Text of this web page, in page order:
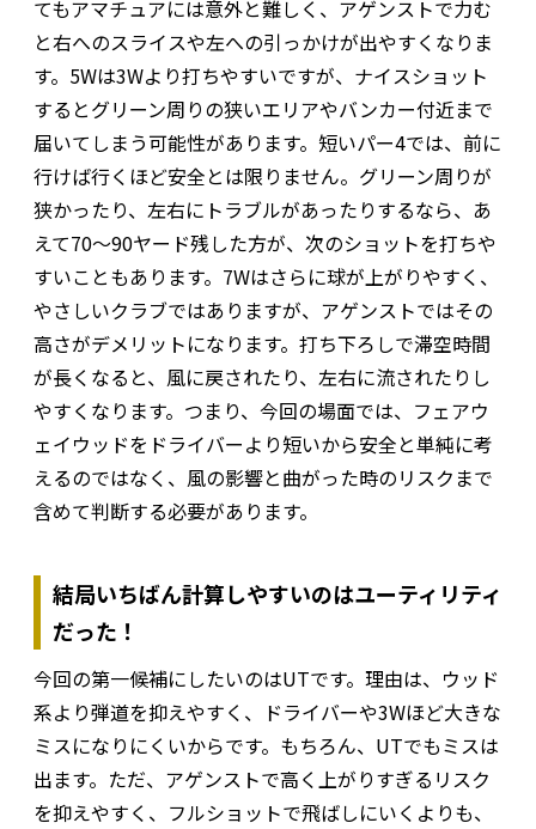
てもアマチュアには意外と難しく、アゲンストで力む
と右へのスライスや左への引っかけが出やすくなりま
す。5Wは3Wより打ちやすいですが、ナイスショット
するとグリーン周りの狭いエリアやバンカー付近まで
届いてしまう可能性があります。短いパー4では、前に
行けば行くほど安全とは限りません。グリーン周りが
狭かったり、左右にトラブルがあったりするなら、あ
えて70〜90ヤード残した方が、次のショットを打ちや
すいこともあります。7Wはさらに球が上がりやすく、
やさしいクラブではありますが、アゲンストではその
高さがデメリットになります。打ち下ろしで滞空時間
が長くなると、風に戻されたり、左右に流されたりし
やすくなります。つまり、今回の場面では、フェアウ
ェイウッドをドライバーより短いから安全と単純に考
えるのではなく、風の影響と曲がった時のリスクまで
含めて判断する必要があります。
結局いちばん計算しやすいのはユーティリティ
だった！
今回の第一候補にしたいのはUTです。理由は、ウッド
系より弾道を抑えやすく、ドライバーや3Wほど大きな
ミスになりにくいからです。もちろん、UTでもミスは
出ます。ただ、アゲンストで高く上がりすぎるリスク
を抑えやすく、フルショットで飛ばしにいくよりも、